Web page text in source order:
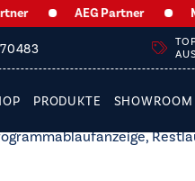
AEG Partner
PRODUKTE SHOWROOM